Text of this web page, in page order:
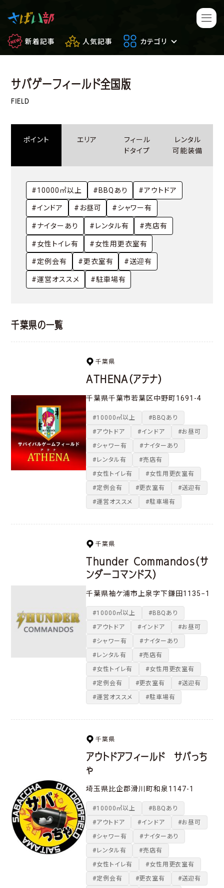
新着記事 人気記事 カテゴリ
マンガ・アニメ
もしもの場合 便利アイテム
フィールドレビュー やってみた
サバゲーフィールド全国版
FIELD
ポイント エリア
フィール
ドタイプ
レンタル
可能装備
#10000㎡以上 #BBQあり #アウトドア
#インドア #お昼可 #シャワー有
#ナイターあり #レンタル有 #売店有
#女性トイレ有 #女性用更衣室有
#定例会有 #更衣室有 #送迎有
#運営オススメ #駐車場有
千葉県の一覧
千葉県
ATHENA（アテナ）
千葉県千葉市若葉区中野町1691-4
#10000㎡以上
#BBQあり
#アウトドア
#インドア
#お昼可
#シャワー有
#ナイターあり
#レンタル有
#売店有
#女性トイレ有
#女性用更衣室有
#定例会有
#更衣室有
#送迎有
#運営オススメ
#駐車場有
千葉県
Thunder Commandos（サ
ンダーコマンドス）
千葉県袖ケ浦市上泉字下鎌田1135−1
#10000㎡以上
#BBQあり
#アウトドア
#インドア
#お昼可
#シャワー有
#ナイターあり
#レンタル有
#売店有
#女性トイレ有
#女性用更衣室有
#定例会有
#更衣室有
#送迎有
#運営オススメ
#駐車場有
千葉県
アウトドアフィールド サバっち
ゃ
埼玉県比企郡滑川町和泉1147-1
#10000㎡以上
#BBQあり
#アウトドア
#インドア
#お昼可
#シャワー有
#ナイターあり
#レンタル有
#売店有
#女性トイレ有
#女性用更衣室有
#定例会有
#更衣室有
#送迎有